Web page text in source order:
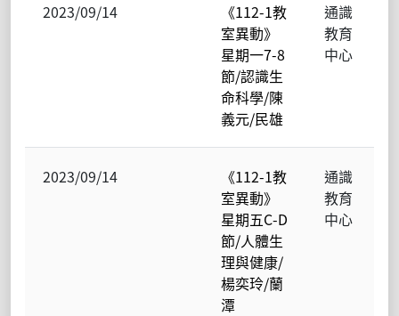
2023/09/14
《112-1教
室異動》
星期一7-8
節/認識生
命科學/陳
義元/民雄
通識
教育
中心
2023/09/14
《112-1教
室異動》
星期五C-D
節/人體生
理與健康/
楊奕玲/蘭
潭
通識
教育
中心